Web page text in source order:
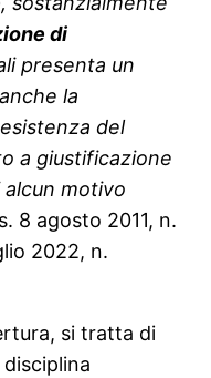
di
presenta un
la
del
a giustificazione
motivo
8 agosto 2011, n.
2022, n.
si tratta di